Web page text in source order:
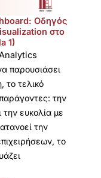
Οδηγός
στο
1)
παρουσιάσει
το τελικό
την
την ευκολία με
την
το